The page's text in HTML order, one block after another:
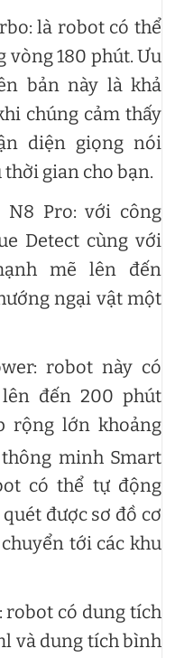
là robot có thể
180 phút. Ưu
bản này là khả
chúng cảm thấy
diện giọng nói
gian cho bạn.
N8 Pro: với công
Detect cùng với
mẽ lên đến
ngại vật một
robot này có
đến 200 phút
rộng lớn khoảng
minh Smart
có thể tự động
được sơ đồ cơ
tới các khu
robot có dung tích
và dung tích bình